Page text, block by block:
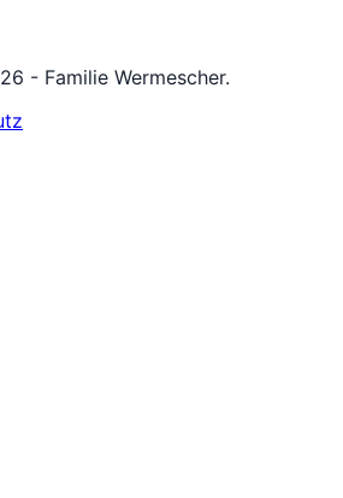
- Familie Wermescher.